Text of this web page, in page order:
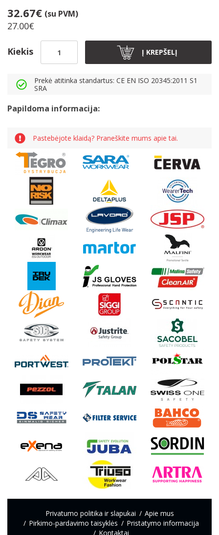
32.67€ (su PVM)
27.00€
Kiekis Į KREPŠELĮ
Prekė atitinka standartus: CE EN ISO 20345:2011 S1
SRA
Papildoma informacija:
Pastebėjote klaidą? Praneškite mums apie tai.
Privatumo politika ir slapukai
Apie mus
Pirkimo-pardavimo taisyklės
Pristatymo informacija
Kontaktai